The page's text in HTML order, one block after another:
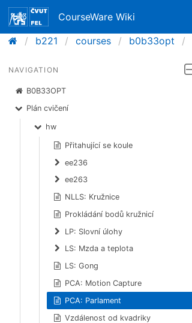
CourseWare Wiki
b221
courses b0b33opt
NAVIGATION
B0B33OPT
Plán cvičení
hw
Přitahující se koule
ee236
ee263
NLLS: Kružnice
Prokládání bodů kružnicí
LP: Slovní úlohy
LS: Mzda a teplota
LS: Gong
PCA: Motion Capture
PCA: Parlament
Vzdálenost od kvadriky